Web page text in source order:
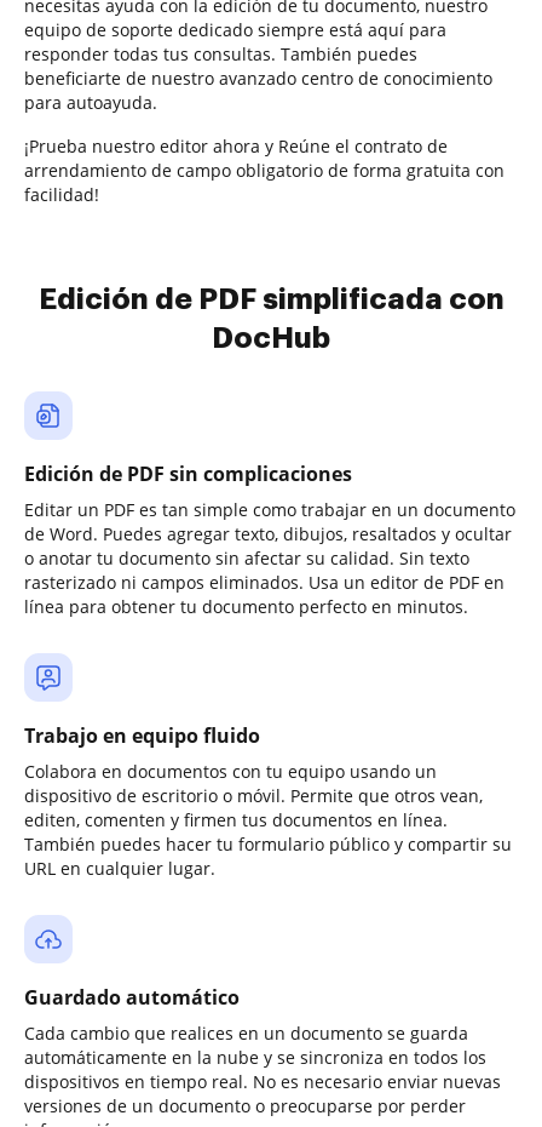
necesitas ayuda con la edición de tu documento, nuestro
equipo de soporte dedicado siempre está aquí para
responder todas tus consultas. También puedes
beneficiarte de nuestro avanzado centro de conocimiento
para autoayuda.
¡Prueba nuestro editor ahora y Reúne el contrato de
arrendamiento de campo obligatorio de forma gratuita con
facilidad!
Edición de PDF simplificada con
DocHub
Edición de PDF sin complicaciones
Editar un PDF es tan simple como trabajar en un documento
de Word. Puedes agregar texto, dibujos, resaltados y ocultar
o anotar tu documento sin afectar su calidad. Sin texto
rasterizado ni campos eliminados. Usa un editor de PDF en
línea para obtener tu documento perfecto en minutos.
Trabajo en equipo fluido
Colabora en documentos con tu equipo usando un
dispositivo de escritorio o móvil. Permite que otros vean,
editen, comenten y firmen tus documentos en línea.
También puedes hacer tu formulario público y compartir su
URL en cualquier lugar.
Guardado automático
Cada cambio que realices en un documento se guarda
automáticamente en la nube y se sincroniza en todos los
dispositivos en tiempo real. No es necesario enviar nuevas
versiones de un documento o preocuparse por perder